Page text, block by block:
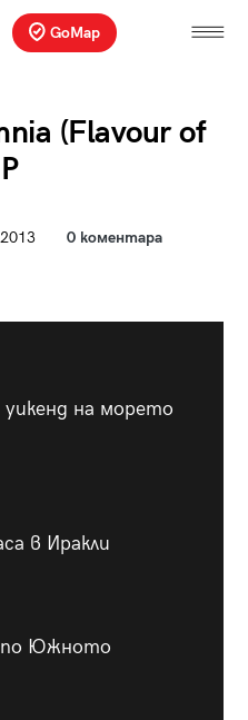
GoMap
(Flavour of
0 коментара
на морето
в Иракли
по Южното